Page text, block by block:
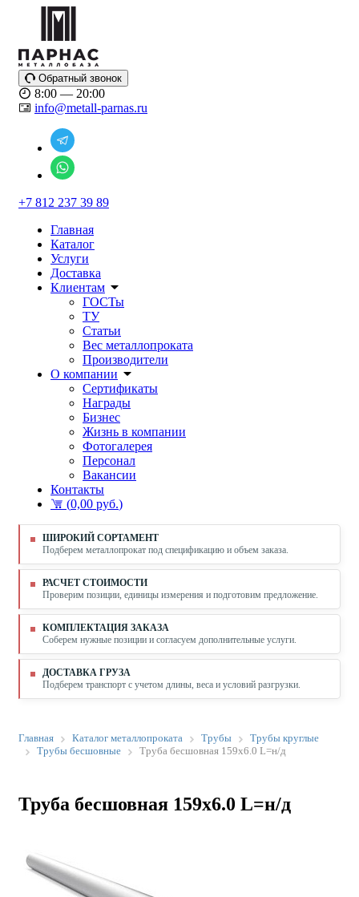
Обратный звонок
8:00 — 20:00
info@metall-parnas.ru
+7 812 237 39 89
Главная
Каталог
Услуги
Доставка
Клиентам
ГОСТы
ТУ
Статьи
Вес металлопроката
Производители
О компании
Сертификаты
Награды
Бизнес
Жизнь в компании
Фотогалерея
Персонал
Вакансии
Контакты
(0,00 руб.)
ШИРОКИЙ СОРТАМЕНТ
Подберем металлопрокат под спецификацию и объем заказа.
РАСЧЕТ СТОИМОСТИ
Проверим позиции, единицы измерения и подготовим предложение.
КОМПЛЕКТАЦИЯ ЗАКАЗА
Соберем нужные позиции и согласуем дополнительные услуги.
ДОСТАВКА ГРУЗА
Подберем транспорт с учетом длины, веса и условий разгрузки.
Главная Каталог металлопроката Трубы
Трубы круглые
Трубы бесшовные
Труба бесшовная 159х6.0 L=н/д
Труба бесшовная 159х6.0 L=н/д